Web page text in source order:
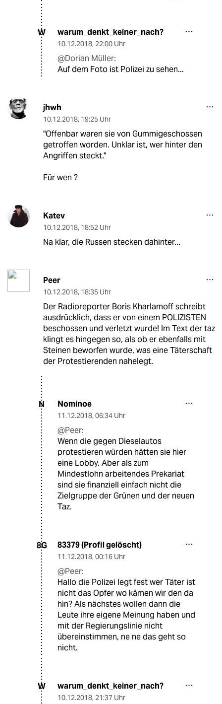
W warum_denkt_keiner_nach?
10.12.2018, 22:00 Uhr
@Dorian Müller:
Auf dem Foto ist Polizei zu sehen...
jhwh
10.12.2018, 19:25 Uhr
"Offenbar waren sie von Gummigeschossen
getroffen worden. Unklar ist, wer hinter den
Angriffen steckt."
Für wen ?
Katev
10.12.2018, 18:52 Uhr
Na klar, die Russen stecken dahinter...
Peer
10.12.2018, 18:35 Uhr
Der Radioreporter Boris Kharlamoff schreibt
ausdrücklich, dass er von einem POLIZISTEN
beschossen und verletzt wurde! Im Text der taz
klingt es hingegen so, als ob er ebenfalls mit
Steinen beworfen wurde, was eine Täterschaft
der Protestierenden nahelegt.
N Nominoe
11.12.2018, 06:34 Uhr
@Peer:
Wenn die gegen Dieselautos
protestieren würden hätten sie hier
eine Lobby. Aber als zum
Mindestlohn arbeitendes Prekariat
sind sie finanziell einfach nicht die
Zielgruppe der Grünen und der neuen
Taz.
8G 83379 (Profil gelöscht)
11.12.2018, 00:16 Uhr
@Peer:
Hallo die Polizei legt fest wer Täter ist
nicht das Opfer wo kämen wir den da
hin? Als nächstes wollen dann die
Leute ihre eigene Meinung haben und
mit der Regierungslinie nicht
übereinstimmen, ne ne das geht so
nicht.
W warum_denkt_keiner_nach?
10.12.2018, 21:37 Uhr